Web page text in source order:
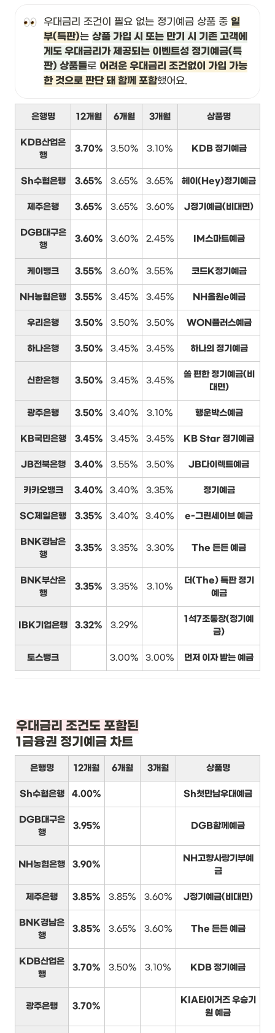
우대금리 조건이 필요 없는 정기예금 상품 중 일
부(특판)는 상품 가입 시 또는 만기 시 기존 고객에
게도 우대금리가 제공되는 이벤트성 정기예금(특
판) 상품들로 어려운 우대금리 조건없이 가입 가능
한 것으로 판단 돼 함께 포함했어요.
은행명 12개월 6개월 3개월 상품명
KDB산업은
행
3.70% 3.50% 3.10% KDB 정기예금
Sh수협은행 3.65% 3.65% 3.65% 헤이(Hey)정기예금
제주은행 3.65% 3.65% 3.60% J정기예금(비대면)
DGB대구은
행
3.60% 3.60% 2.45% IM스마트예금
케이뱅크 3.55% 3.60% 3.55% 코드K정기예금
NH농협은행 3.55% 3.45% 3.45% NH올원e예금
우리은행 3.50% 3.50% 3.50% WON플러스예금
하나은행 3.50% 3.45% 3.45% 하나의 정기예금
신한은행 3.50% 3.45% 3.45%
쏠 편한 정기예금(비
대면)
광주은행 3.50% 3.40% 3.10% 행운박스예금
KB국민은행 3.45% 3.45% 3.45% KB Star 정기예금
JB전북은행 3.40% 3.55% 3.50% JB다이렉트예금
카카오뱅크 3.40% 3.40% 3.35% 정기예금
SC제일은행 3.35% 3.40% 3.40% e-그린세이브 예금
BNK경남은
행
3.35% 3.35% 3.30% The 든든 예금
BNK부산은
행
3.35% 3.35% 3.10%
더(The) 특판 정기
예금
IBK기업은행 3.32% 3.29%
1석7조통장(정기예
금)
토스뱅크 3.00% 3.00% 먼저 이자 받는 예금
1금융권 정기예금 차트
은행명 12개월 6개월 3개월 상품명
Sh수협은행 4.00% Sh첫만남우대예금
DGB대구은
행
3.95% DGB함께예금
NH농협은행 3.90%
NH고향사랑기부예
금
제주은행 3.85% 3.85% 3.60% J정기예금(비대면)
BNK경남은
행
3.85% 3.65% 3.60% The 든든 예금
KDB산업은
행
3.70% 3.50% 3.10% KDB 정기예금
광주은행 3.70%
KIA타이거즈 우승기
원 예금